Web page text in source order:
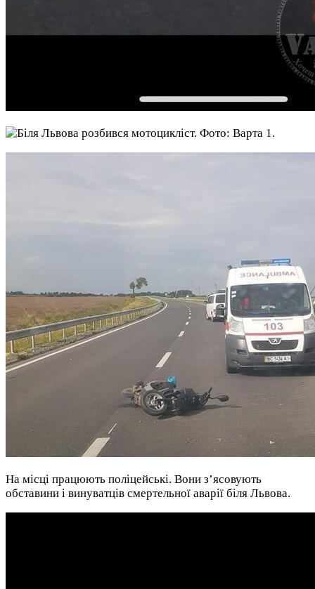
На місці працюють поліцейські. Вони з’ясовують
обставини і винуватців смертельної аварії біля Львова.